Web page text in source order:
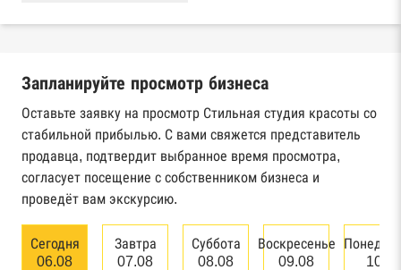
Реестры ЕГРЮЛ и ЕГРИП Федеральной
Реестр государственных контрактов
Федерального казначейства
Картотека арбитражных дел Высшего
арбитражного суда
Единый федеральный реестр сведений о
банкротстве юридических лиц
Запланируйте просмотр бизнеса
Оставьте заявку на просмотр Стильная студия красоты со
стабильной прибылью. С вами свяжется представитель
продавца, подтвердит выбранное время просмотра,
согласует посещение с собственником бизнеса и
проведёт вам экскурсию.
Сегодня
06.08
Завтра
07.08
Суббота
08.08
Воскресенье
09.08
10.08